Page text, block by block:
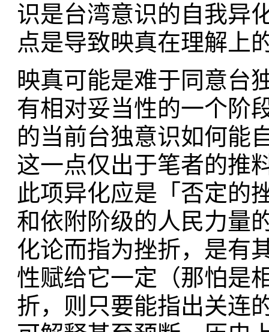
识是台湾意识的自我异
点是导致映真在理解上
映真可能是难于同意台
有相对妥当性的一个阶
的当前台独意识如何能
这一点仅出于笔者的推
此项异化应是「否定的
和依附阶级的人民力量
化论而指为挫折，是有
性赋给它一定（那怕是
折，则只要能指出关连